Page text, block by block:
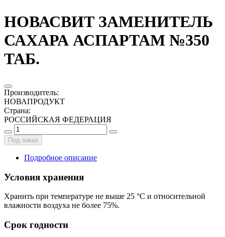
НОВАСВИТ ЗАМЕНИТЕЛЬ
САХАРА АСПАРТАМ №350
ТАБ.
Производитель:
НОВАПРОДУКТ
Страна:
РОССИЙСКАЯ ФЕДЕРАЦИЯ
Под заказ
Подробное описание
Условия хранения
Хранить при температуре не выше 25 °С и относительной
влажности воздуха не более 75%.
Срок годности